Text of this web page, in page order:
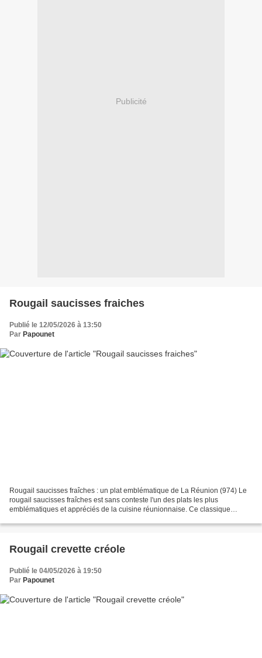
Publicité
Rougail saucisses fraiches
Publié le 12/05/2026 à 13:50
Par Papounet
Rougail saucisses fraîches : un plat emblématique de La Réunion (974) Le
rougail saucisses fraîches est sans conteste l'un des plats les plus
emblématiques et appréciés de la cuisine réunionnaise. Ce classique
Rougail crevette créole
Publié le 04/05/2026 à 19:50
Par Papounet